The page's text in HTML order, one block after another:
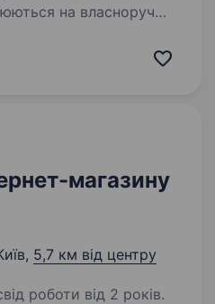
на власноруч
вторгнення, і
магазину
5,7 км від центру
роботи від 2 років.